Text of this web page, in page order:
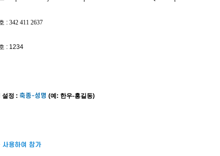
: 342 411 2637
: 1234
설정 : 축종-성명 (예: 한우-홍길동)
사용하여 참가